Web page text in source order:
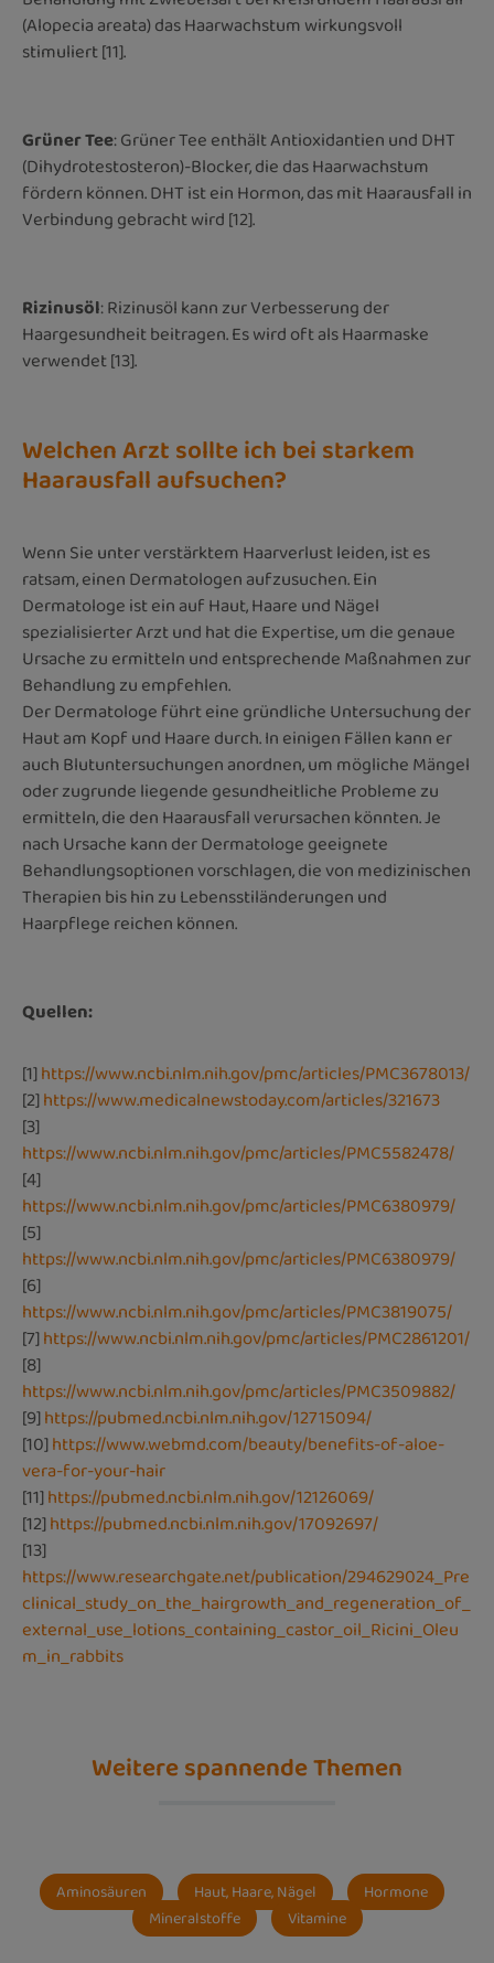
(Alopecia areata) das Haarwachstum wirkungsvoll
stimuliert [11].
Grüner Tee: Grüner Tee enthält Antioxidantien und DHT
(Dihydrotestosteron)-Blocker, die das Haarwachstum
fördern können. DHT ist ein Hormon, das mit Haarausfall in
Verbindung gebracht wird [12].
Rizinusöl: Rizinusöl kann zur Verbesserung der
Haargesundheit beitragen. Es wird oft als Haarmaske
verwendet [13].
Welchen Arzt sollte ich bei starkem
Haarausfall aufsuchen?
Wenn Sie unter verstärktem Haarverlust leiden, ist es
ratsam, einen Dermatologen aufzusuchen. Ein
Dermatologe ist ein auf Haut, Haare und Nägel
spezialisierter Arzt und hat die Expertise, um die genaue
Ursache zu ermitteln und entsprechende Maßnahmen zur
Behandlung zu empfehlen.
Der Dermatologe führt eine gründliche Untersuchung der
Haut am Kopf und Haare durch. In einigen Fällen kann er
auch Blutuntersuchungen anordnen, um mögliche Mängel
oder zugrunde liegende gesundheitliche Probleme zu
ermitteln, die den Haarausfall verursachen könnten. Je
nach Ursache kann der Dermatologe geeignete
Behandlungsoptionen vorschlagen, die von medizinischen
Therapien bis hin zu Lebensstiländerungen und
Haarpflege reichen können.
Quellen:
[1]https://www.ncbi.nlm.nih.gov/pmc/articles/PMC3678013/
[2]https://www.medicalnewstoday.com/articles/321673
[3]
https://www.ncbi.nlm.nih.gov/pmc/articles/PMC5582478/
[4]
https://www.ncbi.nlm.nih.gov/pmc/articles/PMC6380979/
[5]
https://www.ncbi.nlm.nih.gov/pmc/articles/PMC6380979/
[6]
https://www.ncbi.nlm.nih.gov/pmc/articles/PMC3819075/
[7]https://www.ncbi.nlm.nih.gov/pmc/articles/PMC2861201/
[8]
https://www.ncbi.nlm.nih.gov/pmc/articles/PMC3509882/
[9]https://pubmed.ncbi.nlm.nih.gov/12715094/
[10]https://www.webmd.com/beauty/benefits-of-aloe-
vera-for-your-hair
[11]https://pubmed.ncbi.nlm.nih.gov/12126069/
[12]https://pubmed.ncbi.nlm.nih.gov/17092697/
[13]
https://www.researchgate.net/publication/294629024_Pre
clinical_study_on_the_hairgrowth_and_regeneration_of_
external_use_lotions_containing_castor_oil_Ricini_Oleu
m_in_rabbits
Weitere spannende Themen
Aminosäuren Haut, Haare, Nägel
Hormone
Mineralstoffe
Vitamine